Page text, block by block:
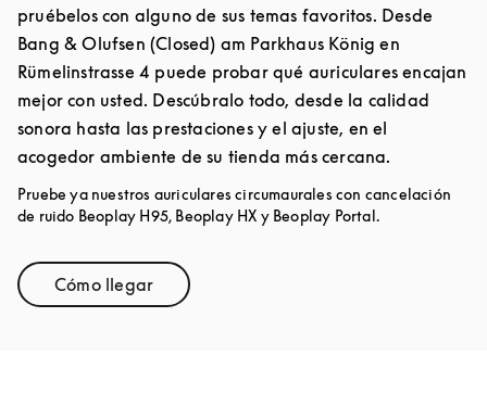
pruébelos con alguno de sus temas favoritos. Desde
Bang & Olufsen (Closed) am Parkhaus König en
Rümelinstrasse 4 puede probar qué auriculares encajan
mejor con usted. Descúbralo todo, desde la calidad
sonora hasta las prestaciones y el ajuste, en el
acogedor ambiente de su tienda más cercana.
Pruebe ya nuestros auriculares circumaurales con cancelación
de ruido Beoplay H95, Beoplay HX y Beoplay Portal.
Cómo llegarLink Opens in New Tab